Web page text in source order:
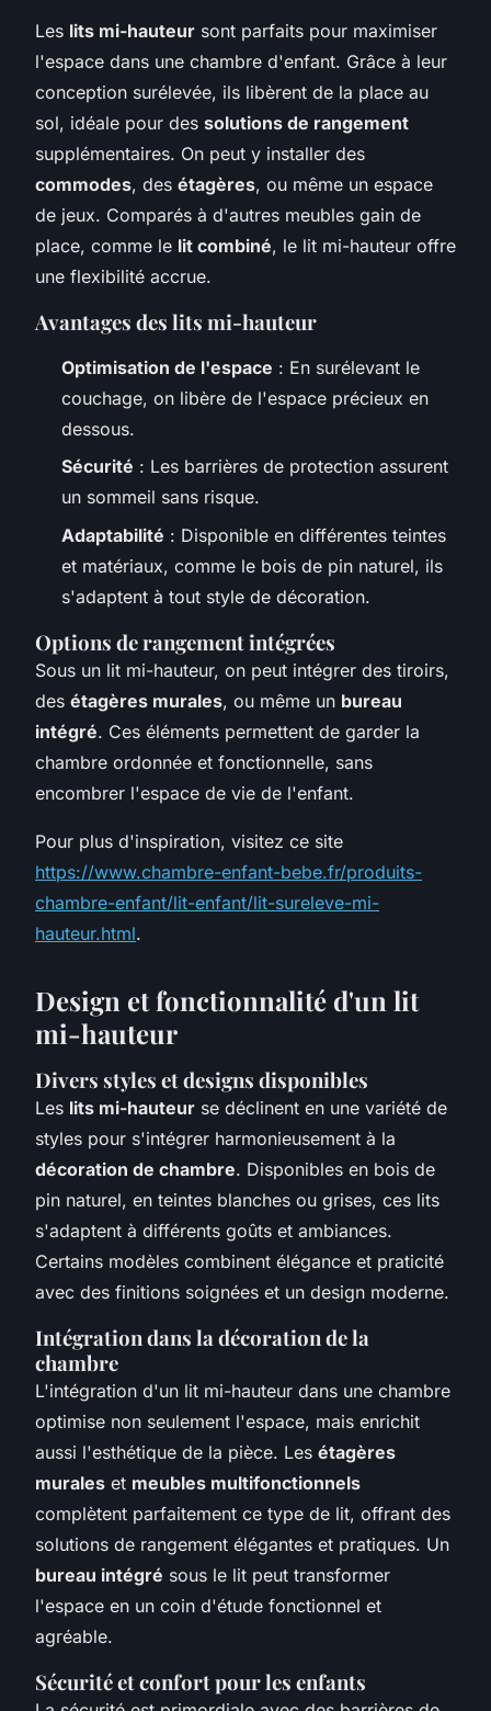
Les lits mi-hauteur sont parfaits pour maximiser
l'espace dans une chambre d'enfant. Grâce à leur
conception surélevée, ils libèrent de la place au
sol, idéale pour des solutions de rangement
supplémentaires. On peut y installer des
commodes, des étagères, ou même un espace
de jeux. Comparés à d'autres meubles gain de
place, comme le lit combiné, le lit mi-hauteur offre
une flexibilité accrue.
Avantages des lits mi-hauteur
Optimisation de l'espace : En surélevant le
couchage, on libère de l'espace précieux en
dessous.
Sécurité : Les barrières de protection assurent
un sommeil sans risque.
Adaptabilité : Disponible en différentes teintes
et matériaux, comme le bois de pin naturel, ils
s'adaptent à tout style de décoration.
Options de rangement intégrées
Sous un lit mi-hauteur, on peut intégrer des tiroirs,
des étagères murales, ou même un bureau
intégré. Ces éléments permettent de garder la
chambre ordonnée et fonctionnelle, sans
encombrer l'espace de vie de l'enfant.
Pour plus d'inspiration, visitez ce site
https://www.chambre-enfant-bebe.fr/produits-
chambre-enfant/lit-enfant/lit-sureleve-mi-
hauteur.html.
Design et fonctionnalité d'un lit
mi-hauteur
Divers styles et designs disponibles
Les lits mi-hauteur se déclinent en une variété de
styles pour s'intégrer harmonieusement à la
décoration de chambre. Disponibles en bois de
pin naturel, en teintes blanches ou grises, ces lits
s'adaptent à différents goûts et ambiances.
Certains modèles combinent élégance et praticité
avec des finitions soignées et un design moderne.
Intégration dans la décoration de la
chambre
L'intégration d'un lit mi-hauteur dans une chambre
optimise non seulement l'espace, mais enrichit
aussi l'esthétique de la pièce. Les étagères
murales et meubles multifonctionnels
complètent parfaitement ce type de lit, offrant des
solutions de rangement élégantes et pratiques. Un
bureau intégré sous le lit peut transformer
l'espace en un coin d'étude fonctionnel et
agréable.
Sécurité et confort pour les enfants